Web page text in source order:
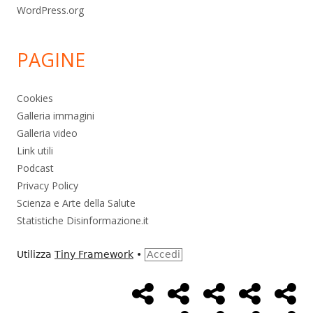
WordPress.org
PAGINE
Cookies
Galleria immagini
Galleria video
Link utili
Podcast
Privacy Policy
Scienza e Arte della Salute
Statistiche Disinformazione.it
Utilizza Tiny Framework • Accedi
MenùHome
Page
Alimentazione
AmbienteBambini